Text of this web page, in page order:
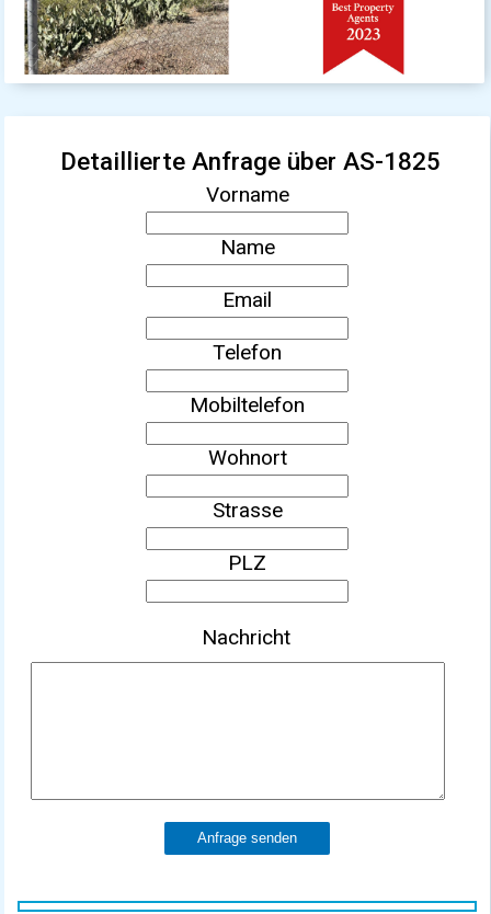
Detaillierte Anfrage über AS-1825
Vorname
Name
Email
Telefon
Mobiltelefon
Wohnort
Strasse
PLZ
Nachricht
Anfrage senden